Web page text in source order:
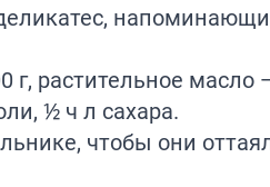
г, растительное масло
½ ч л сахара.
чтобы они